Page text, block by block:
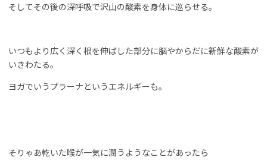
そしてその後の深呼吸で沢山の酸素を身体に巡らせる。
いつもより広く深く根を伸ばした部分に脳やからだに新鮮な酸素が
いきわたる。
ヨガでいうプラーナというエネルギーも。
そりゃあ乾いた喉が一気に潤うようなことがあったら